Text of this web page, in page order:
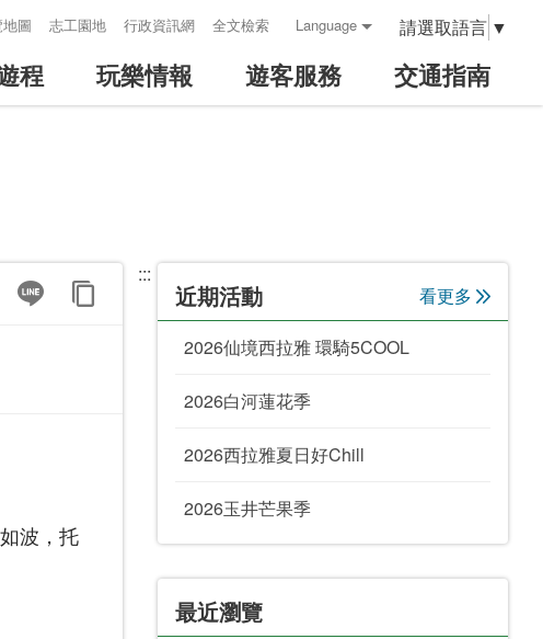
圖 志工園地 行政資訊網 全文檢索 Language 請選取語言 ▼
程 玩樂情報 遊客服務 交通指南
波，托
:::
近期活動 看更多
2026仙境西拉雅 環騎5COOL
2026白河蓮花季
2026西拉雅夏日好Chill
2026玉井芒果季
最近瀏覽